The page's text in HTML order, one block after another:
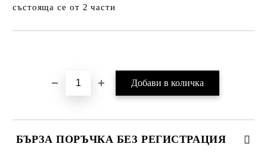
състояща се от 2 части
БЪРЗА ПОРЪЧКА БЕЗ РЕГИСТРАЦИЯ